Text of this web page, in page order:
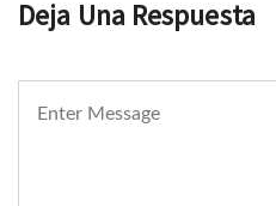
Deja Una Respuesta